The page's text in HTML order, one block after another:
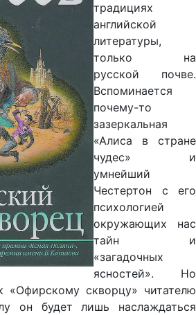
традициях
английской
литературы,
только на
русской почве.
Вспоминается
почему-то
зазеркальная
«Алиса в стране
чудес» и
умнейший
Честертон с его
психологией
окружающих нас
тайн и
«загадочных
ясностей». Но
«Офирскому скворцу» читателю
он будет лишь наслаждаться